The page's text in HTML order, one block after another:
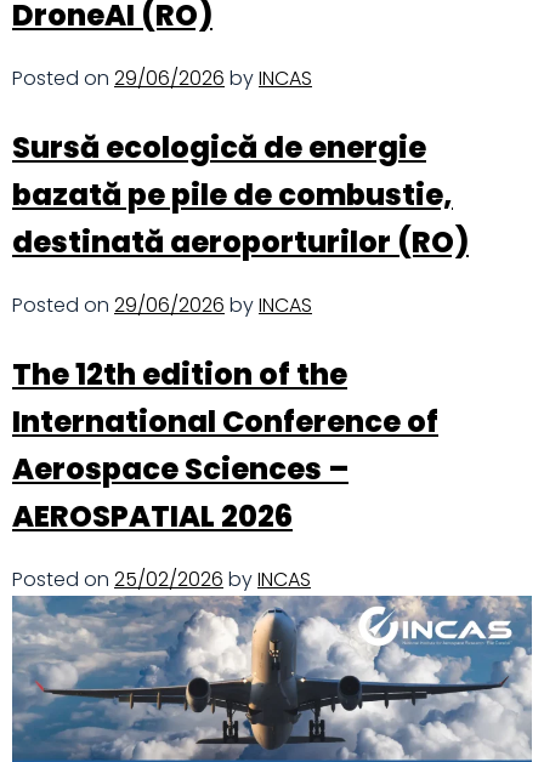
DroneAI (RO)
Posted on 29/06/2026 byINCAS
Sursă ecologică de energie
bazată pe pile de combustie,
destinată aeroporturilor (RO)
Posted on 29/06/2026 byINCAS
The 12th edition of the
International Conference of
Aerospace Sciences –
AEROSPATIAL 2026
Posted on 25/02/2026 byINCAS